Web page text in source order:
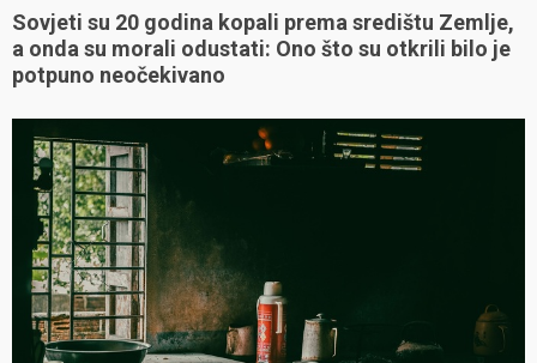
Sovjeti su 20 godina kopali prema središtu Zemlje,
a onda su morali odustati: Ono što su otkrili bilo je
potpuno neočekivano